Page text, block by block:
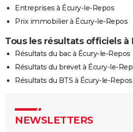
Entreprises à Écury-le-Repos
Prix immobilier à Écury-le-Repos
Tous les résultats officiels à
Résultats du bac à Écury-le-Repos
Résultats du brevet à Écury-le-
Résultats du BTS à Écury-le-Repos
NEWSLETTERS